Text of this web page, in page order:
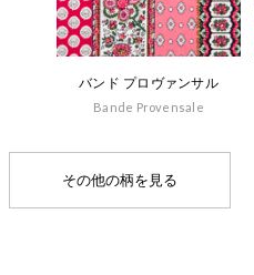
バンド プロヴァンサル
Bande Provensale
その他の柄を見る